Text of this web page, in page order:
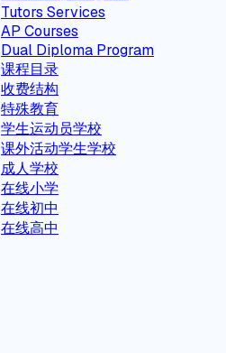
Tutors Services
AP Courses
Dual Diploma Program
课程目录
收费结构
特殊教育
学生运动员学校
课外活动学生学校
成人学校
在线小学
在线初中
在线高中